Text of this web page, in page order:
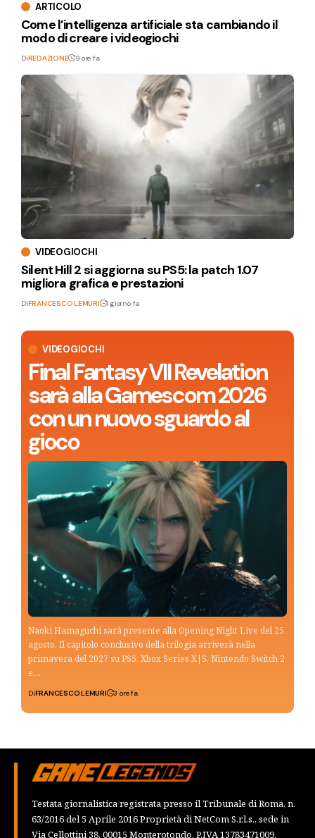
VIDEOGIOCHI
Final Fantasy VII Revelation
sarà alla Gamescom 2026
con un nuovo sguardo al
gioco
Naoki Hamaguchi sarà presente alla Opening Night Live del 25
agosto. Il capitolo conclusivo della trilogia arriverà nella
primavera del 2027 su PS5, Xbox Series X|S, Nintendo Switch 2
e…
DiFRANCESCO LEMURI 3 ore fa
ARTICOLO
Come l’intelligenza artificiale sta cambiando il
modo di creare i videogiochi
DiREDAZIONE 9 ore fa
VIDEOGIOCHI
Silent Hill 2 si aggiorna su PS5: la patch 1.07
migliora grafica e prestazioni
DiFRANCESCO LEMURI 1 giorno fa
Testata giornalistica registrata presso il Tribunale di Roma, n.
63/2016 del 5 Aprile 2016 Proprietà di NetCom S.r.l.s., sede in
Via Cellottini 38, 00015 Monterotondo, P.IVA 13783471009,